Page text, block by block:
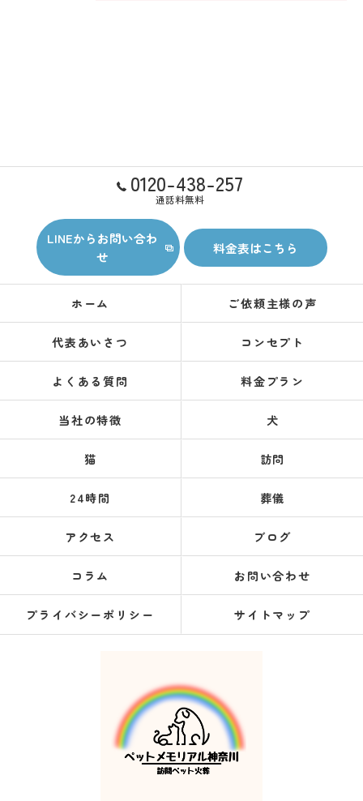
0120-438-257
通話料無料
LINEからお問い合わ
せ
料金表はこちら
ホーム ご依頼主様の声
代表あいさつ コンセプト
よくある質問 料金プラン
当社の特徴 犬
猫 訪問
24時間 葬儀
アクセス ブログ
コラム お問い合わせ
プライバシーポリシー サイトマップ